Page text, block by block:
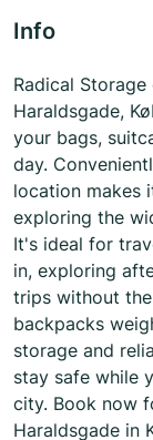
Info
Radical
Haraldsgade,
your bags,
day.
location makes
exploring the
It's ideal for
in, exploring
trips without
backpacks
storage and
stay safe while
city. Book now
Haraldsgade in